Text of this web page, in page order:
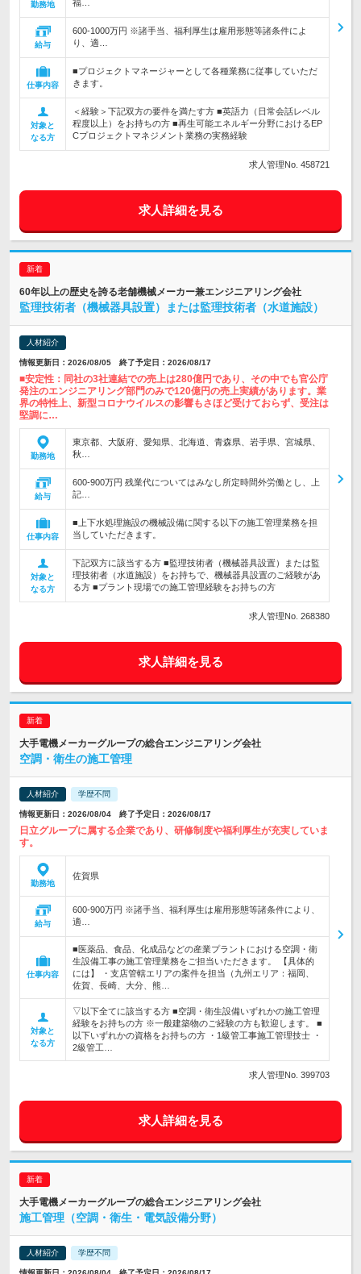
勤務地 福…
給与
600-1000万円 ※諸手当、福利厚生は雇用形態等諸条件によ
り、適…
仕事内容
■プロジェクトマネージャーとして各種業務に従事していただ
きます。
対象と
なる方
＜経験＞下記双方の要件を満たす方 ■英語力（日常会話レベル
程度以上）をお持ちの方 ■再生可能エネルギー分野におけるEP
Cプロジェクトマネジメント業務の実務経験
求人管理No. 458721
求人詳細を見る
60年以上の歴史を誇る老舗機械メーカー兼エンジニアリング会社
監理技術者（機械器具設置）または監理技術者（水道施設）
人材紹介
情報更新日：2026/08/05 終了予定日：2026/08/17
■安定性：同社の3社連結での売上は280億円であり、その中でも官公庁
発注のエンジニアリング部門のみで120億円の売上実績があります。業
界の特性上、新型コロナウイルスの影響もさほど受けておらず、受注は
堅調に…
勤務地
東京都、大阪府、愛知県、北海道、青森県、岩手県、宮城県、
秋…
給与
600-900万円 残業代についてはみなし所定時間外労働とし、上
記…
仕事内容
■上下水処理施設の機械設備に関する以下の施工管理業務を担
当していただきます。
対象と
なる方
下記双方に該当する方 ■監理技術者（機械器具設置）または監
理技術者（水道施設）をお持ちで、機械器具設置のご経験があ
る方 ■プラント現場での施工管理経験をお持ちの方
求人管理No. 268380
求人詳細を見る
大手電機メーカーグループの総合エンジニアリング会社
空調・衛生の施工管理
人材紹介 学歴不問
情報更新日：2026/08/04 終了予定日：2026/08/17
日立グループに属する企業であり、研修制度や福利厚生が充実していま
す。
勤務地
佐賀県
給与
600-900万円 ※諸手当、福利厚生は雇用形態等諸条件により、
適…
仕事内容
■医薬品、食品、化成品などの産業プラントにおける空調・衛
生設備工事の施工管理業務をご担当いただきます。 【具体的
には】 ・支店管轄エリアの案件を担当（九州エリア：福岡、
佐賀、長崎、大分、熊…
対象と
なる方
▽以下全てに該当する方 ■空調・衛生設備いずれかの施工管理
経験をお持ちの方 ※一般建築物のご経験の方も歓迎します。 ■
以下いずれかの資格をお持ちの方 ・1級管工事施工管理技士 ・
2級管工…
求人管理No. 399703
求人詳細を見る
大手電機メーカーグループの総合エンジニアリング会社
施工管理（空調・衛生・電気設備分野）
人材紹介 学歴不問